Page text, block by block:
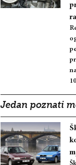
Jedan poznati